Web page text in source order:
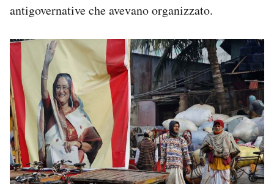
antigovernative che avevano organizzato.